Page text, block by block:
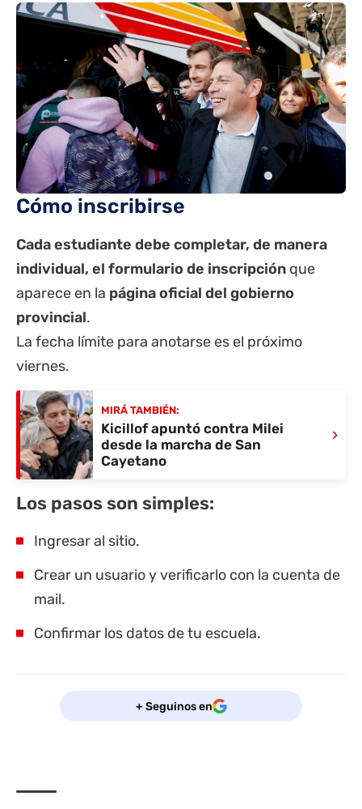
Cómo inscribirse
Cada estudiante debe completar, de manera
individual, el formulario de inscripción que
aparece en la página oficial del gobierno
provincial.
La fecha límite para anotarse es el próximo
viernes.
MIRÁ TAMBIÉN:
Kicillof apuntó contra Milei
desde la marcha de San
Cayetano
›
Los pasos son simples:
Ingresar al sitio.
Crear un usuario y verificarlo con la cuenta de
mail.
Confirmar los datos de tu escuela.
+ Seguinos en